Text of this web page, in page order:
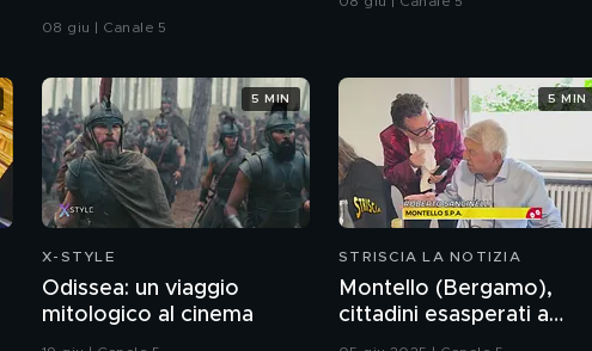
"Quando il sole tornerà"
08 giu | Canale 5
X-STYLE
Odissea: un viaggio
mitologico al cinema
5 MIN
STRISCIA LA NOTIZIA
Montello (Bergamo),
cittadini esasperati a
causa di odori
5 MIN